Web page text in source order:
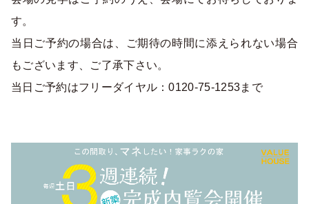
す。
当日ご予約の場合は、ご期待の時間に添えられない場合
もございます、ご了承下さい。
当日ご予約はフリーダイヤル：0120-75-1253まで